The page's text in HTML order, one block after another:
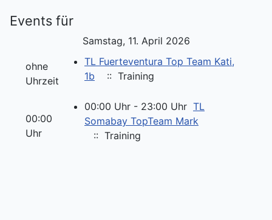
Events für
Samstag, 11. April 2026
ohne
Uhrzeit
TL Fuerteventura Top Team Kati,
1b
:: Training
00:00
Uhr
00:00 Uhr - 23:00 Uhr TL
Somabay TopTeam Mark
:: Training